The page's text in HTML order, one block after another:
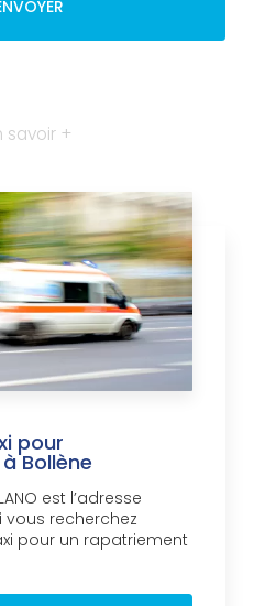
savoir +
pour
Bollène
est l’adresse
recherchez
pour un rapatriement